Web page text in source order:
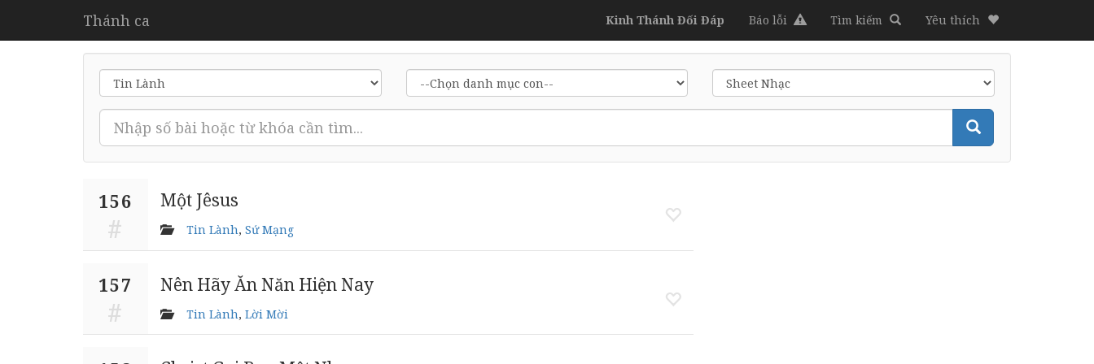
Thánh ca Kinh Thánh Đối Đáp Báo lỗi Tìm kiếm Yêu thích
156 Một Jêsus
Tin Lành, Sứ Mạng
157 Nên Hãy Ăn Năn Hiện Nay
Tin Lành, Lời Mời